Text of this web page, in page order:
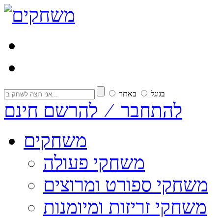
בגוגל באתר
להתחבר ⁄ להרשם חינם
משחקים
משחקי פעולה
משחקי ספורט ומרוצים
משחקי זריזות ומיומנות